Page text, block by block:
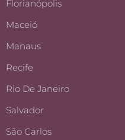
Florianópolis
Maceió
Manaus
Recife
Rio De Janeiro
Salvador
São Carlos